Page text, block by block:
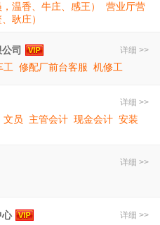
温香、牛庄、感王）
营业厅营
耿庄）
详细 >>
司
工 修配厂前台客服 机修工
详细 >>
文员 主管会计 现金会计 安装
详细 >>
详细 >>
心